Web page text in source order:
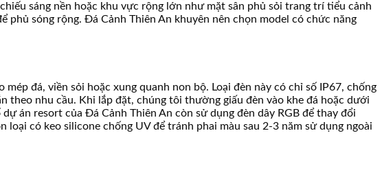
sáng nền hoặc khu vực rộng lớn như mặt sân phủ sỏi trang trí tiểu cảnh
sóng rộng. Đá Cảnh Thiên An khuyên nên chọn model có chức năng
đá, viền sỏi hoặc xung quanh non bộ. Loại đèn này có chỉ số IP67, chống
nhu cầu. Khi lắp đặt, chúng tôi thường giấu đèn vào khe đá hoặc dưới
án resort của Đá Cảnh Thiên An còn sử dụng đèn dây RGB để thay đổi
có keo silicone chống UV để tránh phai màu sau 2-3 năm sử dụng ngoài